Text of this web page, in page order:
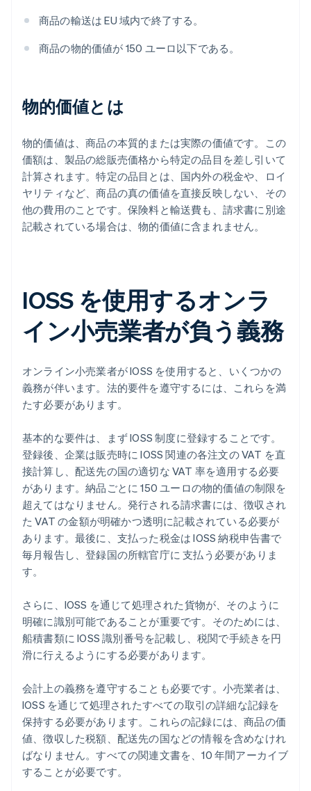
商品の輸送は EU 域内で終了する。
商品の物的価値が 150 ユーロ以下である。
物的価値とは
物的価値は、商品の本質的または実際の価値です。この
価額は、製品の総販売価格から特定の品目を差し引いて
計算されます。特定の品目とは、国内外の税金や、ロイ
ヤリティなど、商品の真の価値を直接反映しない、その
他の費用のことです。保険料と輸送費も、請求書に別途
記載されている場合は、物的価値に含まれません。
IOSS を使用するオンラ
イン小売業者が負う義務
オンライン小売業者が IOSS を使用すると、いくつかの
義務が伴います。法的要件を遵守するには、これらを満
たす必要があります。
基本的な要件は、まず IOSS 制度に登録することです。
登録後、企業は販売時に IOSS 関連の各注文の VAT を直
接計算し、配送先の国の適切な VAT 率を適用する必要
があります。納品ごとに 150 ユーロの物的価値の制限を
超えてはなりません。発行される請求書には、徴収され
た VAT の金額が明確かつ透明に記載されている必要が
あります。最後に、支払った税金は IOSS 納税申告書で
毎月報告し、登録国の所轄官庁に 支払う必要がありま
す。
さらに、IOSS を通じて処理された貨物が、そのように
明確に識別可能であることが重要です。そのためには、
船積書類に IOSS 識別番号を記載し、税関で手続きを円
滑に行えるようにする必要があります。
会計上の義務を遵守することも必要です。小売業者は、
IOSS を通じて処理されたすべての取引の詳細な記録を
保持する必要があります。これらの記録には、商品の価
値、徴収した税額、配送先の国などの情報を含めなけれ
ばなりません。すべての関連文書を、10 年間アーカイブ
することが必要です。